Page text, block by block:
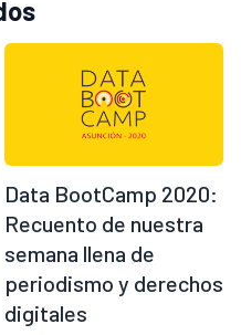
Data BootCamp 2020:
Recuento de nuestra
semana llena de
periodismo y derechos
digitales